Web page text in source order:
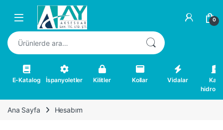
Skip to navigation
Skip to content
0
Ara:
E-Katalog İspanyoletler Kilitler Kollar Vidalar
Kapı
Ana Sayfa Hesabım